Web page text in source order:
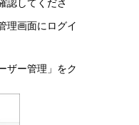
認してくださ
理画面にログイ
ザー管理」をク